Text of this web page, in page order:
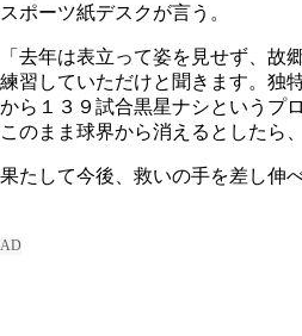
スポーツ紙デスクが言う。
「去年は表立って姿を見せず、故
練習していただけと聞きます。独
から１３９試合黒星ナシというプ
このまま球界から消えるとしたら
果たして今後、救いの手を差し伸